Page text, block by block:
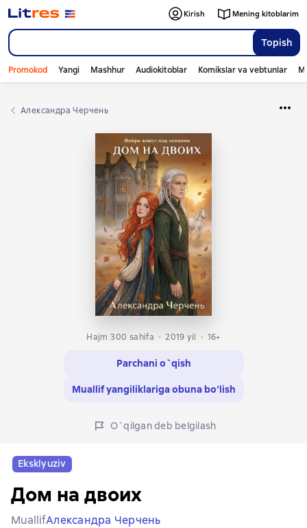
Topish
Kirish Mening kitoblarim
Promokod Yangi Mashhur Audiokitoblar Komikslar va vebtunlar
Александра Черчень
Hajm 300 sahifa 2019 yil 16+
Parchani o`qish
Muallif yangiliklariga obuna bo‘lish
O`qilgan deb belgilash
Eksklyuziv
Дом на двоих
MuallifАлександра Черчень